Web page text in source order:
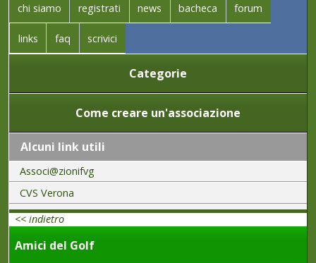
chi siamo registrati news bacheca forum
links faq scrivici
Categorie
Come creare un'associazione
Alcuni link utili
Associ@zionifvg
CVS Verona
<< indietro
Amici del Golf